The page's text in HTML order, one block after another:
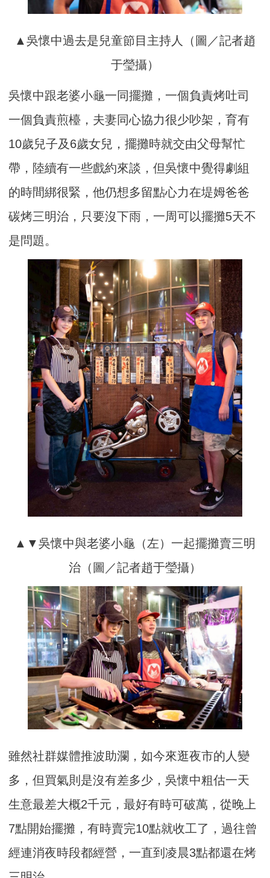
▲吳懷中過去是兒童節目主持人（圖／記者趙
于瑩攝）
吳懷中跟老婆小龜一同擺攤，一個負責烤吐司
一個負責煎檯，夫妻同心協力很少吵架，育有
10歲兒子及6歲女兒，擺攤時就交由父母幫忙
帶，陸續有一些戲約來談，但吳懷中覺得劇組
的時間綁很緊，他仍想多留點心力在堤姆爸爸
碳烤三明治，只要沒下雨，一周可以擺攤5天不
是問題。
▲▼吳懷中與老婆小龜（左）一起擺攤賣三明
治（圖／記者趙于瑩攝）
雖然社群媒體推波助瀾，如今來逛夜市的人變
多，但買氣則是沒有差多少，吳懷中粗估一天
生意最差大概2千元，最好有時可破萬，從晚上
7點開始擺攤，有時賣完10點就收工了，過往曾
經連消夜時段都經營，一直到凌晨3點都還在烤